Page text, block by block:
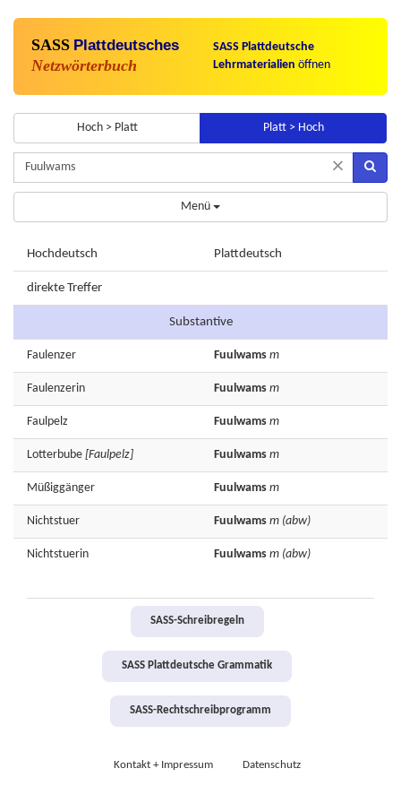
SASS Plattdeutsches
Netzwörterbuch
SASS Plattdeutsche
Lehrmaterialien öffnen
Hoch > Platt Platt > Hoch
×
Menü
Hochdeutsch Plattdeutsch
direkte Treffer
Substantive
Faulenzer Fuulwams m
Faulenzerin Fuulwams m
Faulpelz Fuulwams m
Lotterbube [Faulpelz] Fuulwams m
Müßiggänger Fuulwams m
Nichtstuer Fuulwams m (abw)
Nichtstuerin Fuulwams m (abw)
SASS-Schreibregeln
SASS Plattdeutsche Grammatik
SASS-Rechtschreibprogramm
Kontakt + Impressum Datenschutz